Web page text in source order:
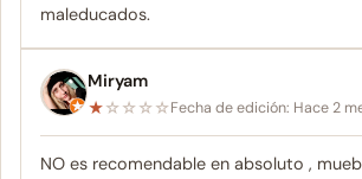
maleducados.
Miryam
★☆☆☆☆Fecha de edición: Hace 2
NO es recomendable en absoluto ,